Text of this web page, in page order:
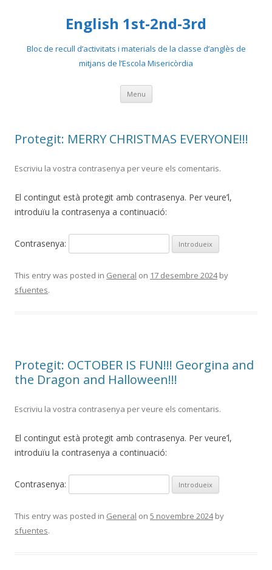
English 1st-2nd-3rd
Bloc de recull d’activitats i materials de la classe d’anglès de
mitjans de l’Escola Misericòrdia
Menu Skip
content
Protegit: MERRY CHRISTMAS EVERYONE!!!
Escriviu la vostra contrasenya per veure els comentaris.
El contingut està protegit amb contrasenya. Per veure’l,
introduïu la contrasenya a continuació:
Contrasenya:
This entry was posted in General on 17 desembre 2024by
sfuentes.
Protegit: OCTOBER IS FUN!!! Georgina and
the Dragon and Halloween!!!
Escriviu la vostra contrasenya per veure els comentaris.
El contingut està protegit amb contrasenya. Per veure’l,
introduïu la contrasenya a continuació:
Contrasenya:
This entry was posted in General on 5 novembre 2024by
sfuentes.